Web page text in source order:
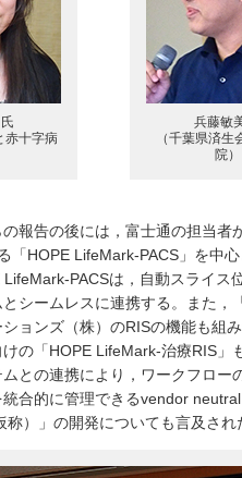
赤十字病
兵藤敏
（千葉県済生
院）
報告の後には，富士通の担当
「HOPE LifeMark-PACS」を中
PACSは，自動スライ
シームレスに連携する。また
ョンズ（株）のRISの機能も組
の「HOPE LifeMark-治療RIS」
との連携により，ワークフロ
合的に管理できるvendor
称）」の開発についても言及さ